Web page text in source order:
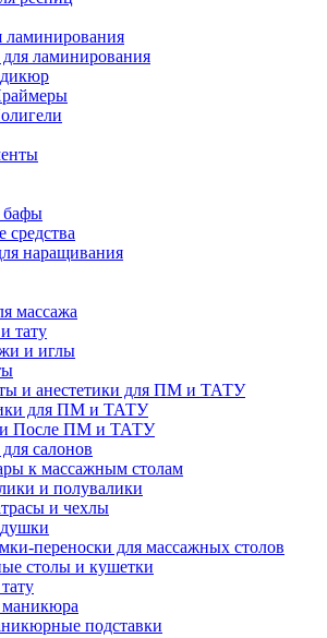
ламинирования
ламинирования
средства
наращивания
массажа
тату
и иглы
и анестетики для ПМ и ТАТУ
для ПМ и ТАТУ
и После ПМ и ТАТУ
салонов
к массажным столам
и полувалики
и чехлы
переноски для массажных столов
столы и кушетки
подставки